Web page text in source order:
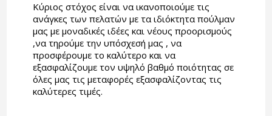
Κύριος στόχος είναι να ικανοποιούμε τις
ανάγκες των πελατών με τα ιδιόκτητα πούλμαν
μας με μοναδικές ιδέες και νέους προορισμούς
,να τηρούμε την υπόσχεσή μας , να
προσφέρουμε το καλύτερο και να
εξασφαλίζουμε τον υψηλό βαθμό ποιότητας σε
όλες μας τις μεταφορές εξασφαλίζοντας τις
καλύτερες τιμές.